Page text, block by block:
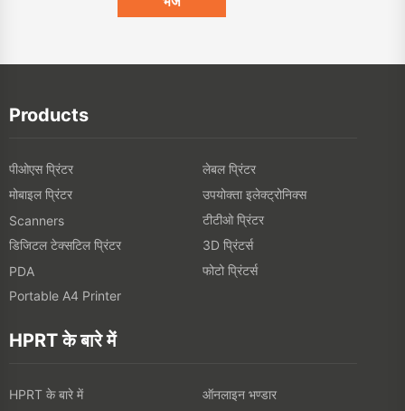
Products
पीओएस प्रिंटर
लेबल प्रिंटर
मोबाइल प्रिंटर
उपयोक्ता इलेक्ट्रोनिक्स
Scanners
टीटीओ प्रिंटर
डिजिटल टेक्सटिल प्रिंटर
3D प्रिंटर्स
PDA
फोटो प्रिंटर्स
Portable A4 Printer
HPRT के बारे में
HPRT के बारे में
ऑनलाइन भण्डार